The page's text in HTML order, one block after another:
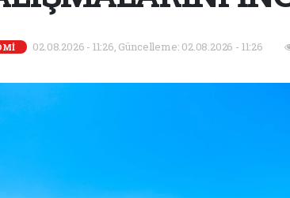
02.08.2026 - 11:26, Güncelleme: 02.08.2026 - 11:26